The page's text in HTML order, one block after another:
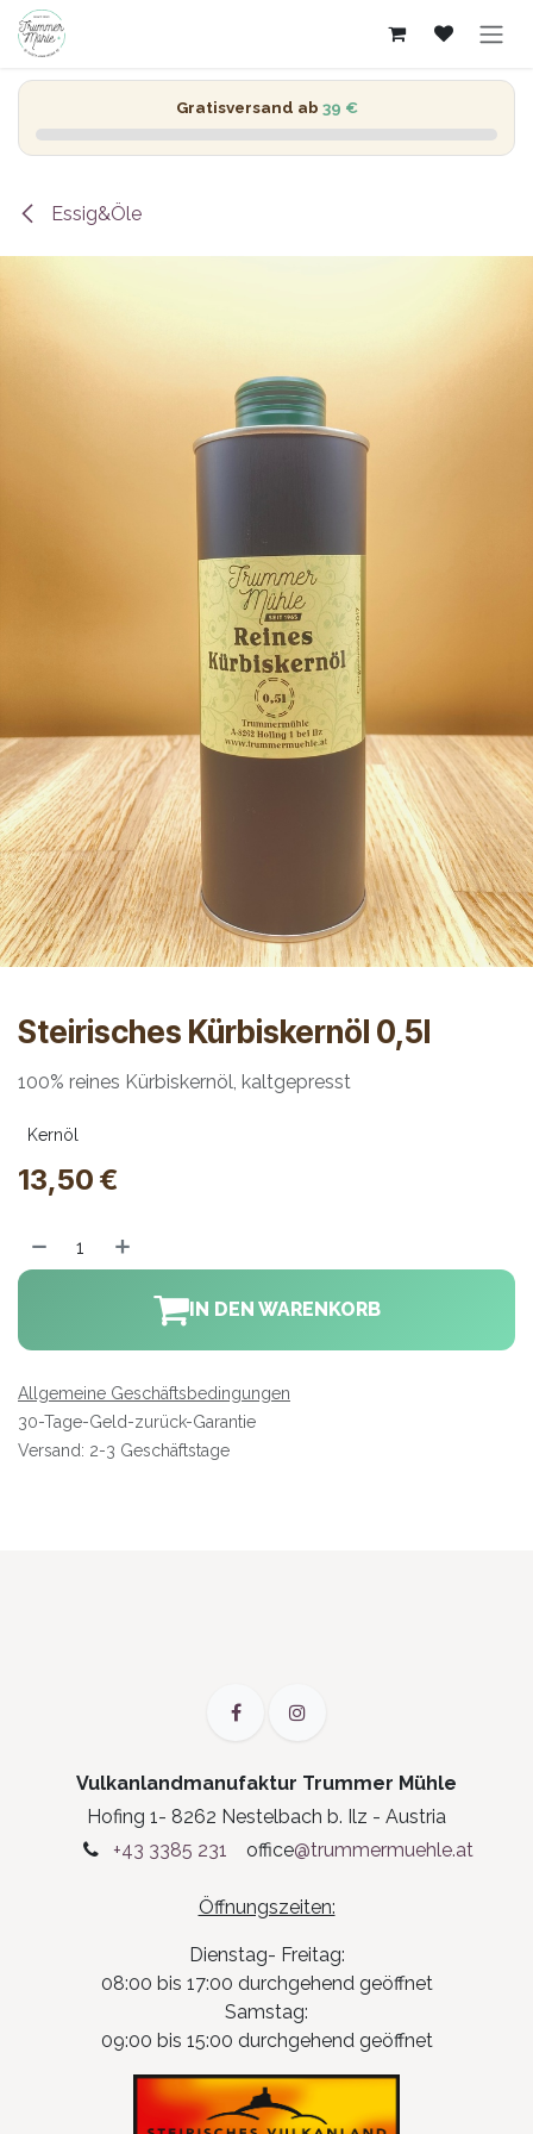
Zum Inhalt springen
Gratisversand ab 39 €
Essig&Öle
Steirisches Kürbiskernöl 0,5l
100% reines Kürbiskernöl, kaltgepresst
Kernöl
13,50 €
IN DEN WARENKORB
Allgemeine Geschäftsbedingungen
30-Tage-Geld-zurück-Garantie
Versand: 2-3 Geschäftstage
Vulkanlandmanufaktur Trummer Mühle
Hofing 1- 8262 Nestelbach b. Ilz - Austria
+43 3385 231
office@trummermuehle.at
Öffnungszeiten:
Dienstag- Freitag:
08:00 bis 17:00 durchgehend geöffnet
Samstag:
09:00 bis 15:00 durchgehend geöffnet